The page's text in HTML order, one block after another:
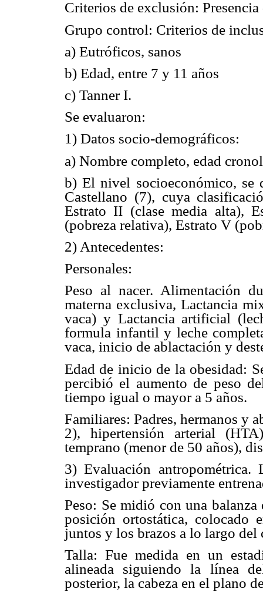
Criterios de exclusión:
Grupo control: Criterios de
a) Eutróficos, sanos
b) Edad, entre 7 y 11 años
c) Tanner I.
Se evaluaron:
1) Datos socio-demográficos:
a) Nombre completo, edad
b) El nivel socioeconómico, se
Castellano (7), cuya
Estrato II (clase media alta),
(pobreza relativa), Estrato V
2) Antecedentes:
Personales:
Peso al nacer. Alimentación
materna exclusiva, Lactancia
vaca) y Lactancia artificial
formula infantil y leche
vaca, inicio de ablactación y
Edad de inicio de la obesidad:
percibió el aumento de peso
tiempo igual o mayor a 5 años.
Familiares: Padres, hermanos y
2), hipertensión arterial
temprano (menor de 50 años),
3) Evaluación antropométrica.
investigador previamente
Peso: Se midió con una
posición ortostática, colocado
juntos y los brazos a lo largo
Talla: Fue medida en un
alineada siguiendo la línea
posterior, la cabeza en el plano